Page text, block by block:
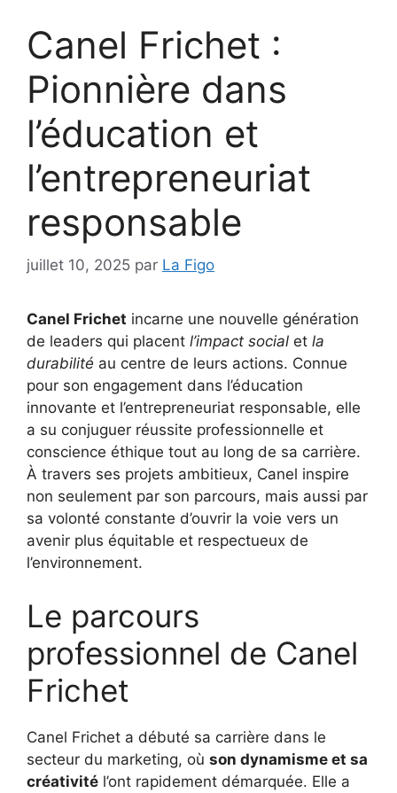
Canel Frichet :
Pionnière dans
l’éducation et
l’entrepreneuriat
responsable
juillet 10, 2025 par La Figo
Canel Frichet incarne une nouvelle génération
de leaders qui placent l’impact social et la
durabilité au centre de leurs actions. Connue
pour son engagement dans l’éducation
innovante et l’entrepreneuriat responsable, elle
a su conjuguer réussite professionnelle et
conscience éthique tout au long de sa carrière.
À travers ses projets ambitieux, Canel inspire
non seulement par son parcours, mais aussi par
sa volonté constante d’ouvrir la voie vers un
avenir plus équitable et respectueux de
l’environnement.
Le parcours
professionnel de Canel
Frichet
Canel Frichet a débuté sa carrière dans le
secteur du marketing, où son dynamisme et sa
créativité l’ont rapidement démarquée. Elle a